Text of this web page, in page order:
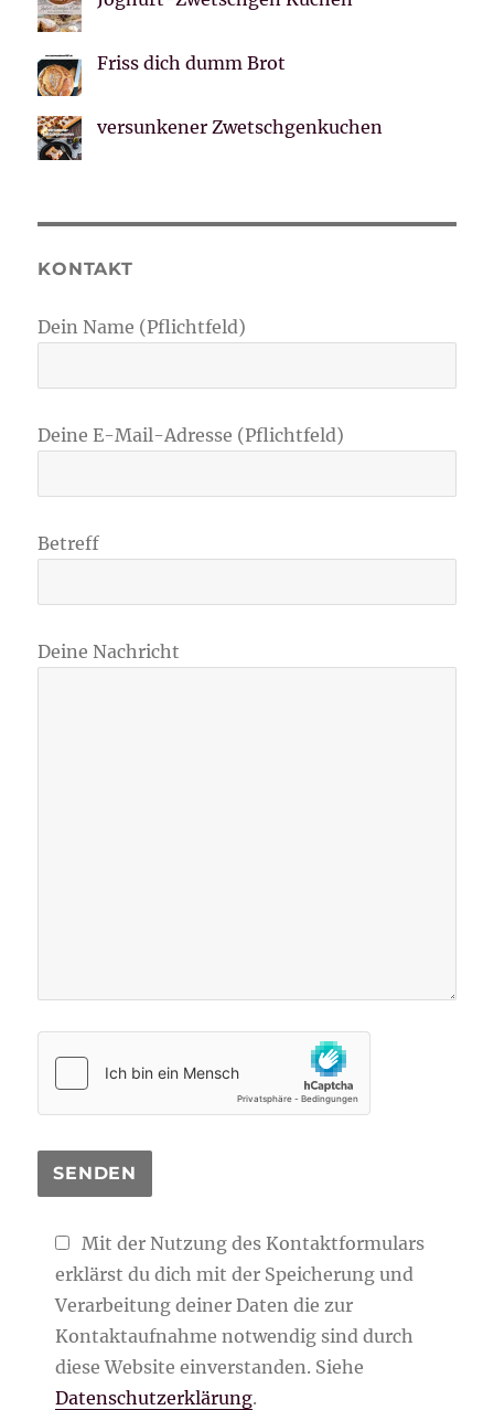
Friss dich dumm Brot
versunkener Zwetschgenkuchen
KONTAKT
Dein Name (Pflichtfeld)
Deine E-Mail-Adresse (Pflichtfeld)
Betreff
Deine Nachricht
Mit der Nutzung des Kontaktformulars
erklärst du dich mit der Speicherung und
Verarbeitung deiner Daten die zur
Kontaktaufnahme notwendig sind durch
diese Website einverstanden. Siehe
Datenschutzerklärung.